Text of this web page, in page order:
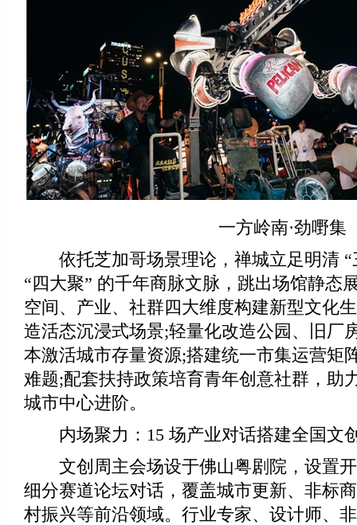
一方岭南·劲嘢集
依托芝加哥场景理论，禅城立足明清 “
“四大聚” 的千年商脉文脉，跳出场馆静态
空间、产业、社群四大维度构建新型文化
造活态沉浸式场景;轻量化改造公园、旧厂
本激活城市存量资源;搭建统一市集运营矩
难题;配套扶持政策培育青年创意社群，助
城市中心进阶。
内场聚力：15 场产业对话搭建全国文
文创周主会场设于佛山粤剧院，设置开
细分赛道论坛对话，覆盖城市更新、非标
村振兴等前沿领域。行业专家、设计师、